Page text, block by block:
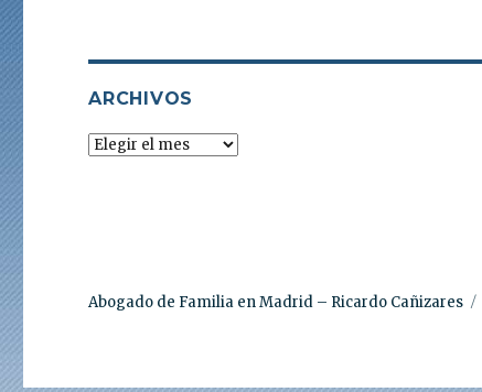
ARCHIVOS
Archivos
Abogado de Familia en Madrid – Ricardo Cañizares